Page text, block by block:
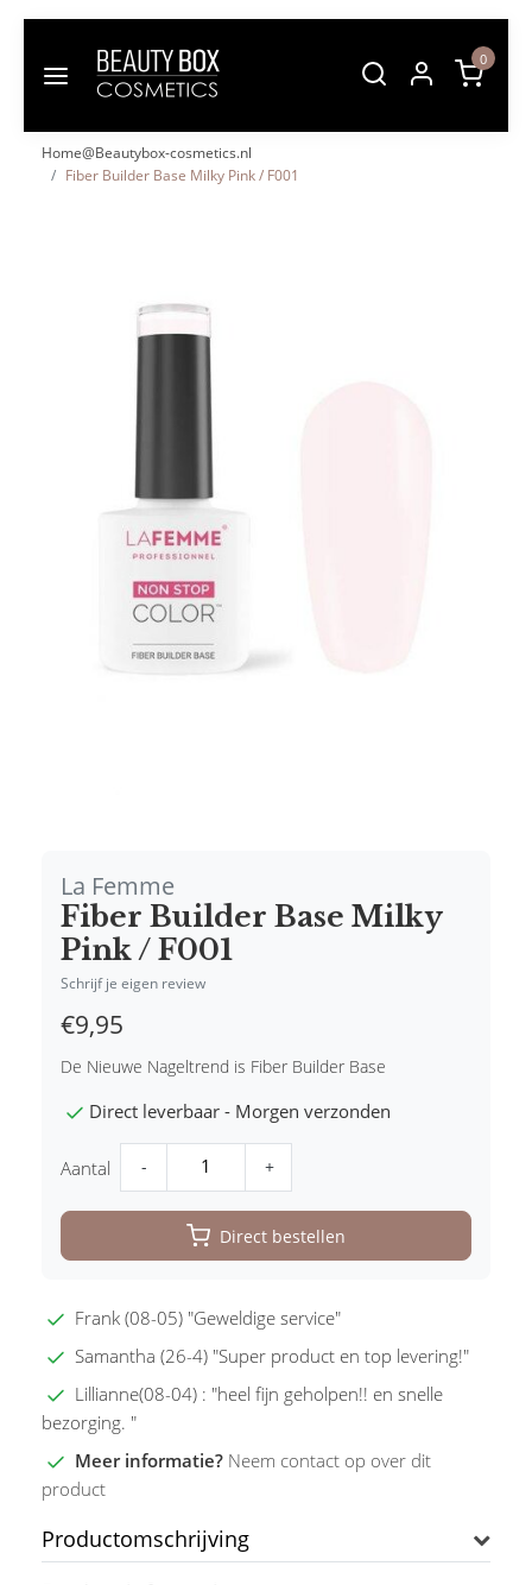
0
Home@Beautybox-cosmetics.nl
Fiber Builder Base Milky Pink / F001
La Femme
Fiber Builder Base Milky
Pink / F001
Schrijf je eigen review
€9,95
De Nieuwe Nageltrend is Fiber Builder Base
Direct leverbaar - Morgen verzonden
Aantal - +
Direct bestellen
Frank (08-05) "Geweldige service"
Samantha (26-4) "Super product en top levering!"
Lillianne(08-04) : "heel fijn geholpen!! en snelle
bezorging. "
Meer informatie? Neem contact op over dit
product
Productomschrijving